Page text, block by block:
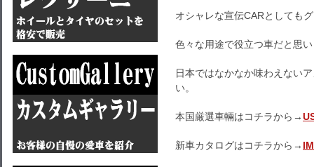
オシャレな宣伝CARとしても
色々な用途で役立つ車だと思
日本ではなかなか味わえない
い。
本国厳選車輛はコチラから→
新車カタログはコチラから→